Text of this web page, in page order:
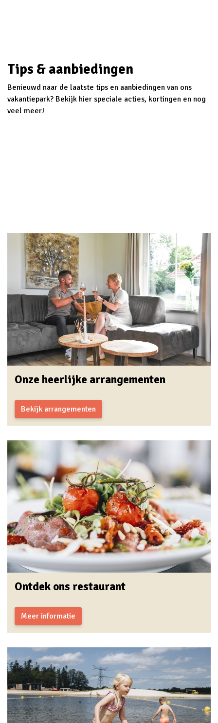
Tips & aanbiedingen
Benieuwd naar de laatste tips en aanbiedingen van ons
vakantiepark? Bekijk hier speciale acties, kortingen en nog
veel meer!
Onze heerlijke arrangementen
Bekijk arrangementen
Ontdek ons restaurant
Meer informatie